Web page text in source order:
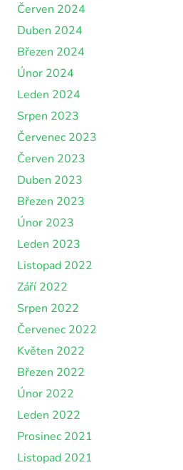
Červen 2024
Duben 2024
Březen 2024
Únor 2024
Leden 2024
Srpen 2023
Červenec 2023
Červen 2023
Duben 2023
Březen 2023
Únor 2023
Leden 2023
Listopad 2022
Září 2022
Srpen 2022
Červenec 2022
Květen 2022
Březen 2022
Únor 2022
Leden 2022
Prosinec 2021
Listopad 2021